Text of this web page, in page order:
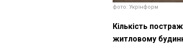
фото: Укрінформ
Кількість
житловому